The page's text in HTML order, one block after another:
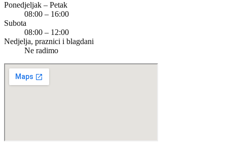
Ponedjeljak – Petak
08:00 – 16:00
Subota
08:00 – 12:00
Nedjelja, praznici i blagdani
Ne radimo